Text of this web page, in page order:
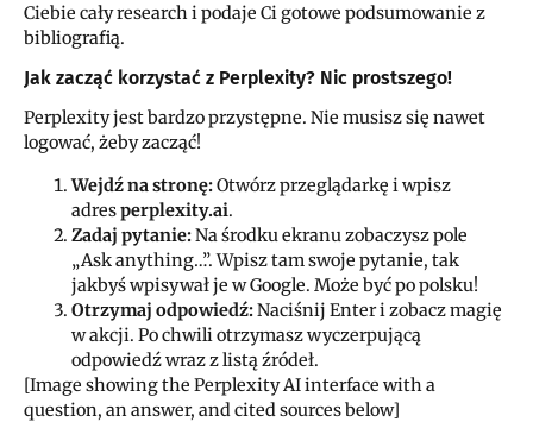
Ciebie cały research i podaje Ci gotowe podsumowanie z
bibliografią.
Jak zacząć korzystać z Perplexity? Nic prostszego!
Perplexity jest bardzo przystępne. Nie musisz się nawet
logować, żeby zacząć!
Wejdź na stronę:Otwórz przeglądarkę i wpisz
adresperplexity.ai.
Zadaj pytanie:Na środku ekranu zobaczysz pole
„Ask anything…”. Wpisz tam swoje pytanie, tak
jakbyś wpisywał je w Google. Może być po polsku!
Otrzymaj odpowiedź:Naciśnij Enter i zobacz magię
w akcji. Po chwili otrzymasz wyczerpującą
odpowiedź wraz z listą źródeł.
[Image showing the Perplexity AI interface with a
question, an answer, and cited sources below]